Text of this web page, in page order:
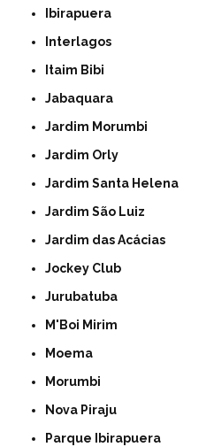
Ibirapuera
Interlagos
Itaim Bibi
Jabaquara
Jardim Morumbi
Jardim Orly
Jardim Santa Helena
Jardim São Luiz
Jardim das Acácias
Jockey Club
Jurubatuba
M'Boi Mirim
Moema
Morumbi
Nova Piraju
Parque Ibirapuera